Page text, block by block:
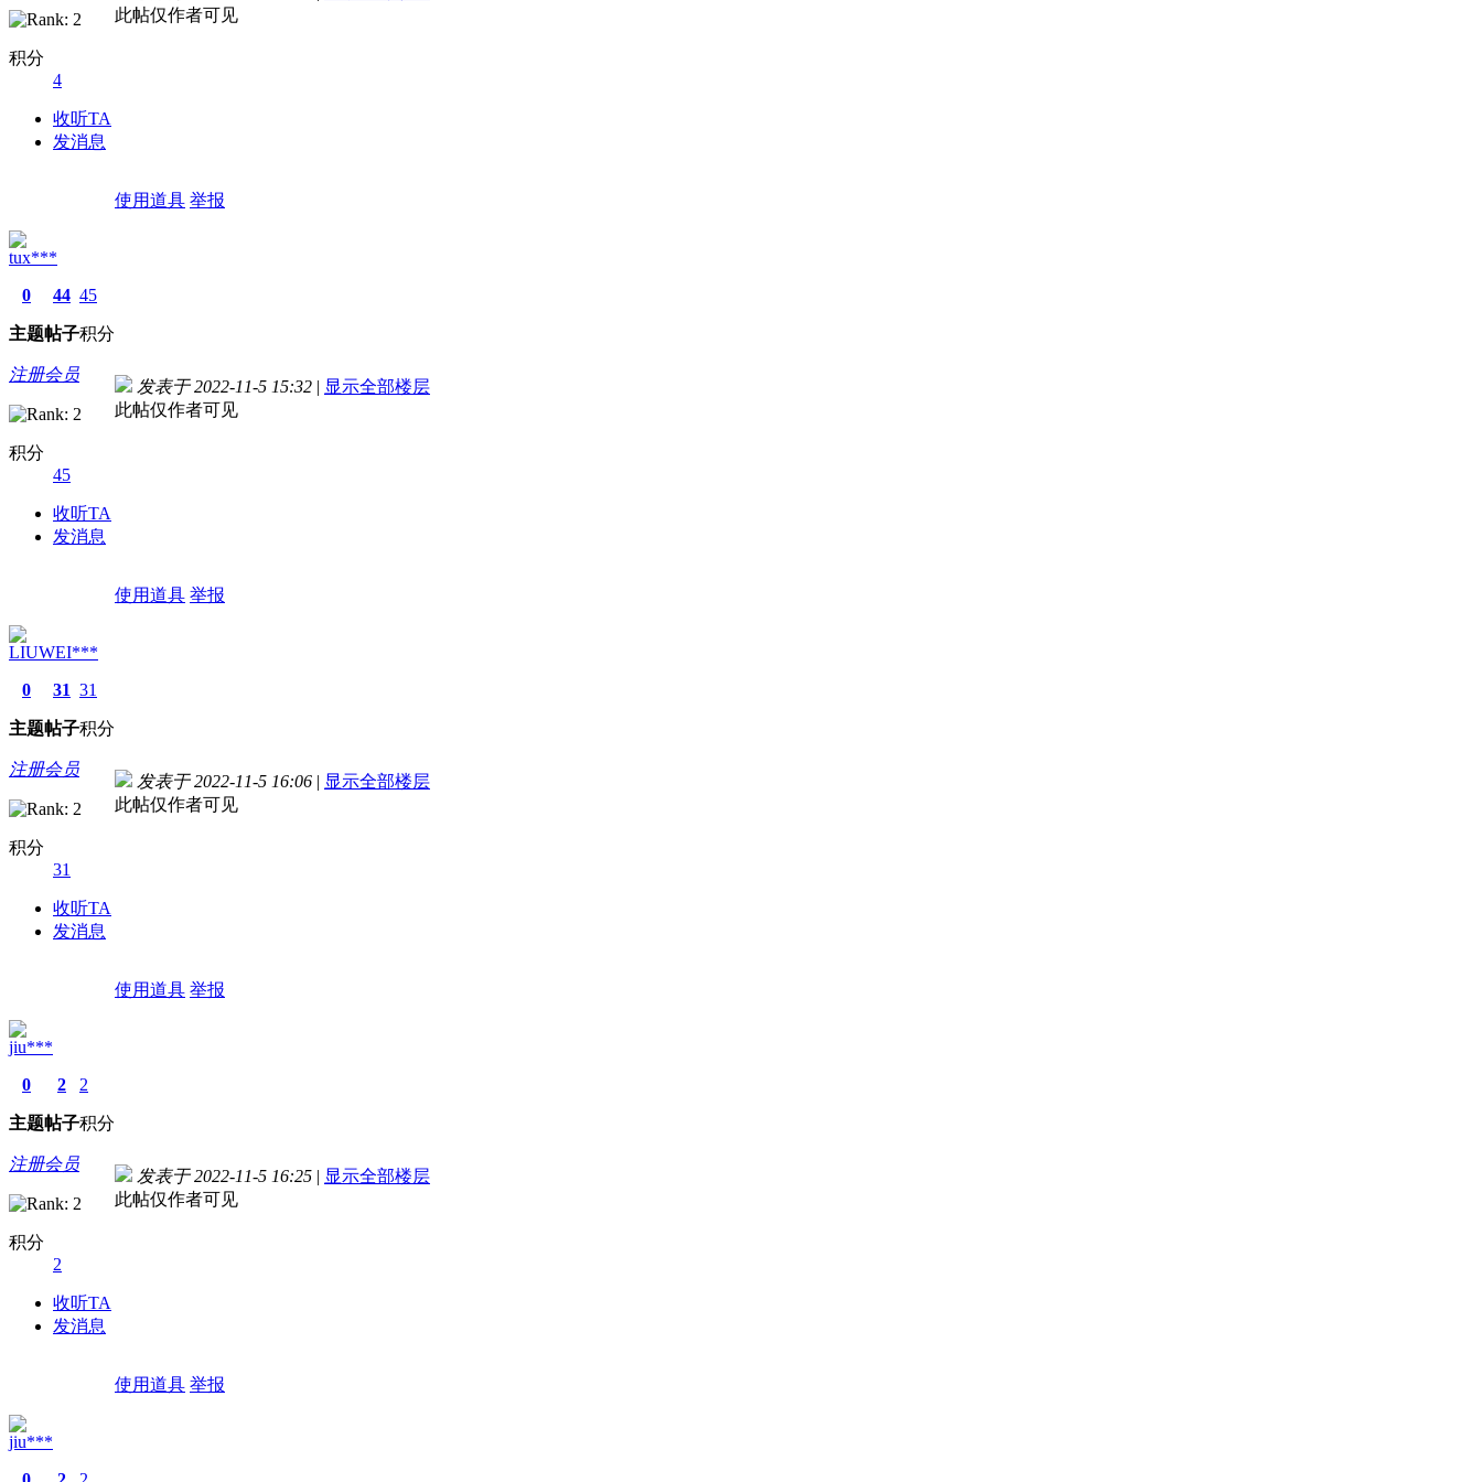
积分
4
收听TA
发消息
此帖仅作者可见
使用道具 举报
tux***
0
主题
44
帖子
45
积分
注册会员
积分
45
收听TA
发消息
发表于 2022-11-5 15:32 | 显示全部楼层
此帖仅作者可见
使用道具 举报
LIUWEI***
0
主题
31
帖子
31
积分
注册会员
积分
31
收听TA
发消息
发表于 2022-11-5 16:06 | 显示全部楼层
此帖仅作者可见
使用道具 举报
jiu***
0
主题
2
帖子
2
积分
注册会员
积分
2
收听TA
发消息
发表于 2022-11-5 16:25 | 显示全部楼层
此帖仅作者可见
使用道具 举报
jiu***